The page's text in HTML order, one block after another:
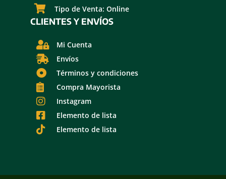
Tipo de Venta: Online
CLIENTES Y ENVÍOS
Mi Cuenta
Envíos
Términos y condiciones
Compra Mayorista
Instagram
Elemento de lista
Elemento de lista